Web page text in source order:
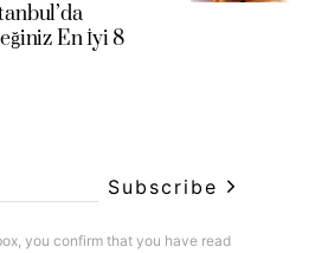
En İyi 8
Subscribe
you confirm that you have read